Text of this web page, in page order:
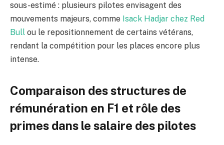
sous-estimé : plusieurs pilotes envisagent des
mouvements majeurs, comme Isack Hadjar chez Red
Bull ou le repositionnement de certains vétérans,
rendant la compétition pour les places encore plus
intense.
Comparaison des structures de
rémunération en F1 et rôle des
primes dans le salaire des pilotes